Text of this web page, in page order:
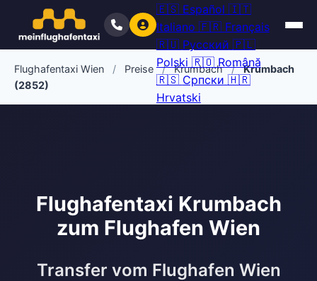
🇪🇸 Español 🇮🇹
Italiano 🇫🇷 Français
🇷🇺 Русский 🇵🇱
Polski 🇷🇴 Română
🇷🇸 Српски 🇭🇷
Hrvatski
Flughafentaxi Wien / Preise / Krumbach /
Krumbach
(2852)
Flughafentaxi Krumbach
zum Flughafen Wien
Transfer vom Flughafen Wien